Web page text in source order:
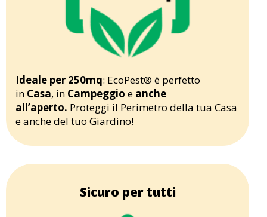
Ideale per 250mq: EcoPest® è perfetto
in Casa, in Campeggio e anche
all’aperto. Proteggi il Perimetro della tua Casa
e anche del tuo Giardino!
Sicuro per tutti